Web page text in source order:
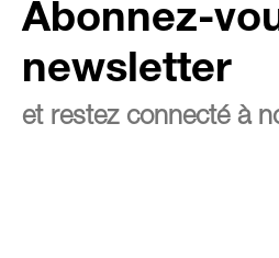
Abonnez-
newsletter
et restez connecté à